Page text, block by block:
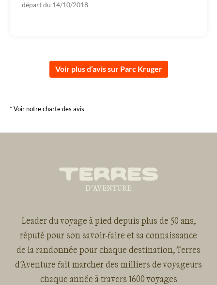
départ du 14/10/2018
Voir plus d’avis sur Parc Kruger
* Voir notre charte des avis
Leader du voyage à pied depuis plus de 50 ans,
réputé pour son savoir-faire et sa connaissance
de la randonnée pour chaque destination, Terres
d'Aventure fait marcher des milliers de voyageurs
chaque année à travers 1600 voyages